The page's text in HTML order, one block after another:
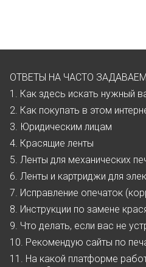
ОТВЕТЫ НА ЧАСТО
1. Как здесь искать нужный
2. Как покупать в этом
3. Юридическим лицам
4. Красящие ленты
5. Ленты для механических
6. Ленты и картриджи для
7. Исправление опечаток
8. Инструкции по замене
9. Что делать, если вас не
10. Рекомендую сайты по
11. На какой платформе